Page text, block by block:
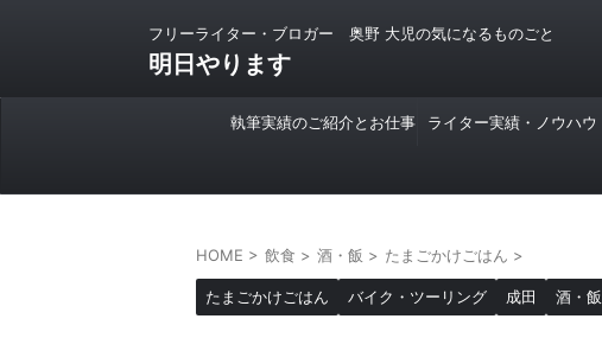
フリーライター・ブロガー 奥野 大児の気になるものごと
明日やります
執筆実績のご紹介とお仕事 ライター実績・ノウハウ
HOME > 飲食 > 酒・飯 > たまごかけごはん >
たまごかけごはん バイク・ツーリング 成田 酒・飯